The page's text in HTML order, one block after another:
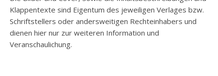
Klappentexte sind Eigentum des jeweiligen Verlages bzw.
Schriftstellers oder andersweitigen Rechteinhabers und
dienen hier nur zur weiteren Information und
Veranschaulichung.